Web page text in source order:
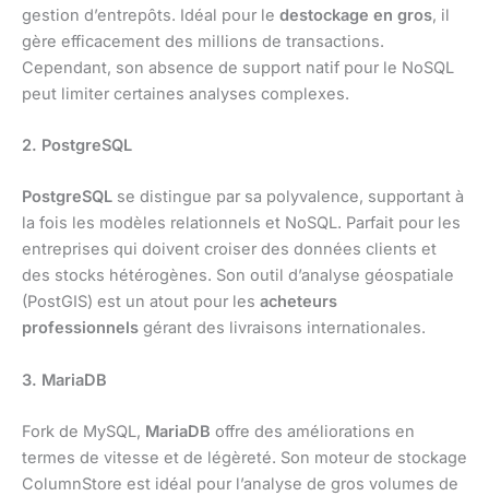
gestion d’entrepôts. Idéal pour le destockage en gros, il
gère efficacement des millions de transactions.
Cependant, son absence de support natif pour le NoSQL
peut limiter certaines analyses complexes.
2. PostgreSQL
PostgreSQL se distingue par sa polyvalence, supportant à
la fois les modèles relationnels et NoSQL. Parfait pour les
entreprises qui doivent croiser des données clients et
des stocks hétérogènes. Son outil d’analyse géospatiale
(PostGIS) est un atout pour les acheteurs
professionnels gérant des livraisons internationales.
3. MariaDB
Fork de MySQL, MariaDB offre des améliorations en
termes de vitesse et de légèreté. Son moteur de stockage
ColumnStore est idéal pour l’analyse de gros volumes de